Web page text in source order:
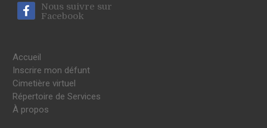
Nous suivre sur
Facebook
Accueil
Inscrire mon défunt
Cimetière virtuel
Répertoire de Services
À propos